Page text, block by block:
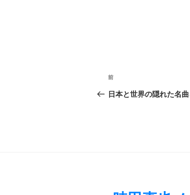
投
稿
前
の
前
日本と世界の隠れた名